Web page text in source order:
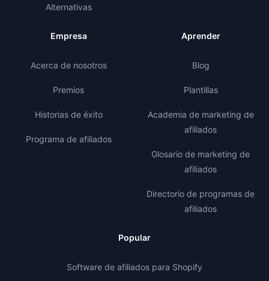
Alternativas
Empresa
Acerca de nosotros
Premios
Historias de éxito
Programa de afiliados
Aprender
Blog
Plantillas
Academia de marketing de
afiliados
Glosario de marketing de
afiliados
Directorio de programas de
afiliados
Popular
Software de afiliados para Shopify